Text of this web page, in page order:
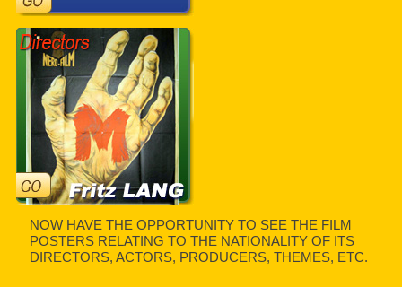
NOW HAVE THE OPPORTUNITY TO SEE THE FILM
POSTERS RELATING TO THE NATIONALITY OF ITS
DIRECTORS, ACTORS, PRODUCERS, THEMES, ETC.